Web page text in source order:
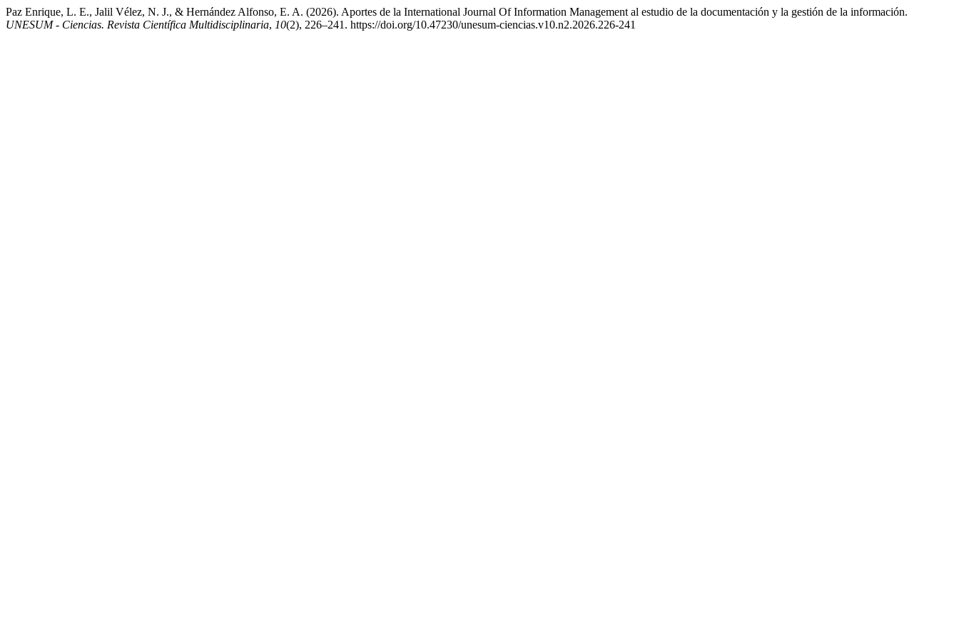
Paz Enrique, L. E., Jalil Vélez, N. J., & Hernández Alfonso, E. A. (2026). Aportes de la International Journal Of Information Management al estudio de la documentación y la gestión de la información.
UNESUM - Ciencias. Revista Científica Multidisciplinaria, 10(2), 226–241. https://doi.org/10.47230/unesum-ciencias.v10.n2.2026.226-241